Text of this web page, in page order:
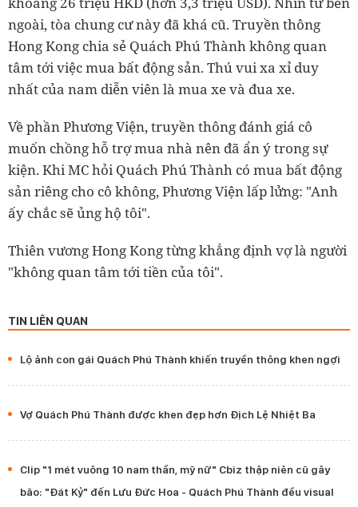
ngoài, tòa chung cư này đã khá cũ. Truyền thông
Hong Kong chia sẻ Quách Phú Thành không quan
tâm tới việc mua bất động sản. Thú vui xa xỉ duy
nhất của nam diễn viên là mua xe và đua xe.
Về phần Phương Viện, truyền thông đánh giá cô
muốn chồng hỗ trợ mua nhà nên đã ẩn ý trong sự
kiện. Khi MC hỏi Quách Phú Thành có mua bất động
sản riêng cho cô không, Phương Viện lấp lửng: "Anh
ấy chắc sẽ ủng hộ tôi".
Thiên vương Hong Kong từng khẳng định vợ là người
"không quan tâm tới tiền của tôi".
TIN LIÊN QUAN
Lộ ảnh con gái Quách Phú Thành khiến truyền thông khen ngợi
Vợ Quách Phú Thành được khen đẹp hơn Địch Lệ Nhiệt Ba
Clip "1 mét vuông 10 nam thần, mỹ nữ" Cbiz thập niên cũ gây
bão: "Đát Kỷ" đến Lưu Đức Hoa - Quách Phú Thành đều visual